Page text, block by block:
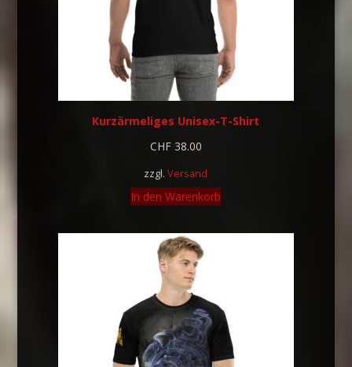
Kurzärmeliges Unisex-T-Shirt
CHF38.00
zzgl.Versand
In den Warenkorb